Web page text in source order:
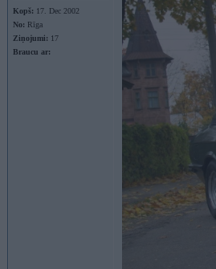
Kopš: 17. Dec 2002
No: Rīga
Ziņojumi: 17
Braucu ar: